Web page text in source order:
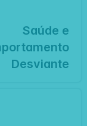
Saúde e
Desviante